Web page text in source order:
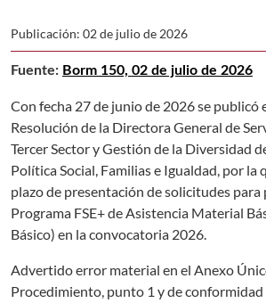
Publicación: 02 de julio de 2026
Fuente: Borm 150, 02 de julio de 2026
Con fecha 27 de junio de 2026 se publicó
Resolución de la Directora General de
Tercer Sector y Gestión de la Diversidad
Política Social, Familias e Igualdad, por la
plazo de presentación de solicitudes para
Programa FSE+ de Asistencia Material
Básico) en la convocatoria 2026.
Advertido error material en el Anexo
Procedimiento, punto 1 y de